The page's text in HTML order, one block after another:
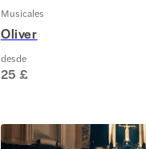
Musicales
Oliver
desde
25 £